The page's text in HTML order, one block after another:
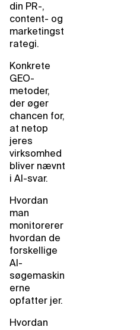
din PR-,
content- og
marketingst
rategi.
Konkrete
GEO-
metoder,
der øger
chancen for,
at netop
jeres
virksomhed
bliver nævnt
i AI-svar.
Hvordan
man
monitorerer
hvordan de
forskellige
AI-
søgemaskin
erne
opfatter jer.
Hvordan